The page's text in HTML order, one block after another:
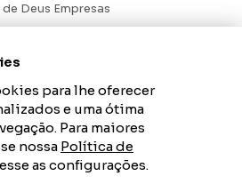
de Deus Empresas
Ouvidoria
Todos os Direitos Reservados.
por
para lhe oferecer
e uma ótima
Para maiores
nossa Política de
as configurações.